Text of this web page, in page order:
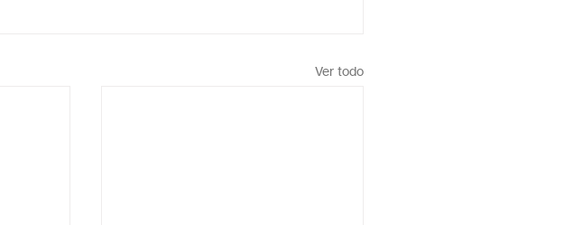
Ver todo